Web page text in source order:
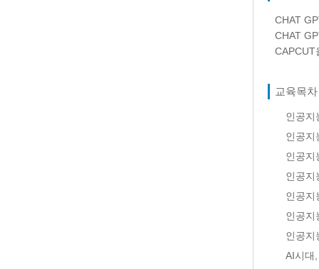
CHAT
CHAT
CAPCUT
교육목차
인공지
인공지
인공지
인공지
인공지
인공지
인공지
AI시대